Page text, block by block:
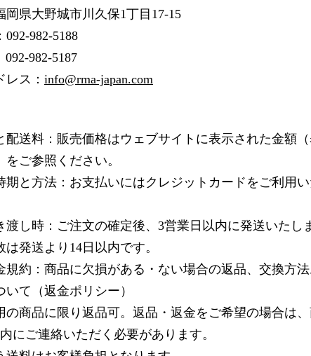
岡県大野城市川久保1丁目17-15
982-5188
982-5187
レス： info@rma-japan.com
配送料：販売価格はウェブサイトに表示された金額
をご参照ください。
期と方法：お支払いにはクレジットカードをご利用い
渡し時：ご注文の確定後、3営業日以内に発送いたし
は発送より14日以内です。
規約：商品に欠損がある・ない場合の返品、交換方
いて（返金ポリシー）
の商品に限り返品可。返品・返金をご希望の場合は
にご連絡いただく必要があります。